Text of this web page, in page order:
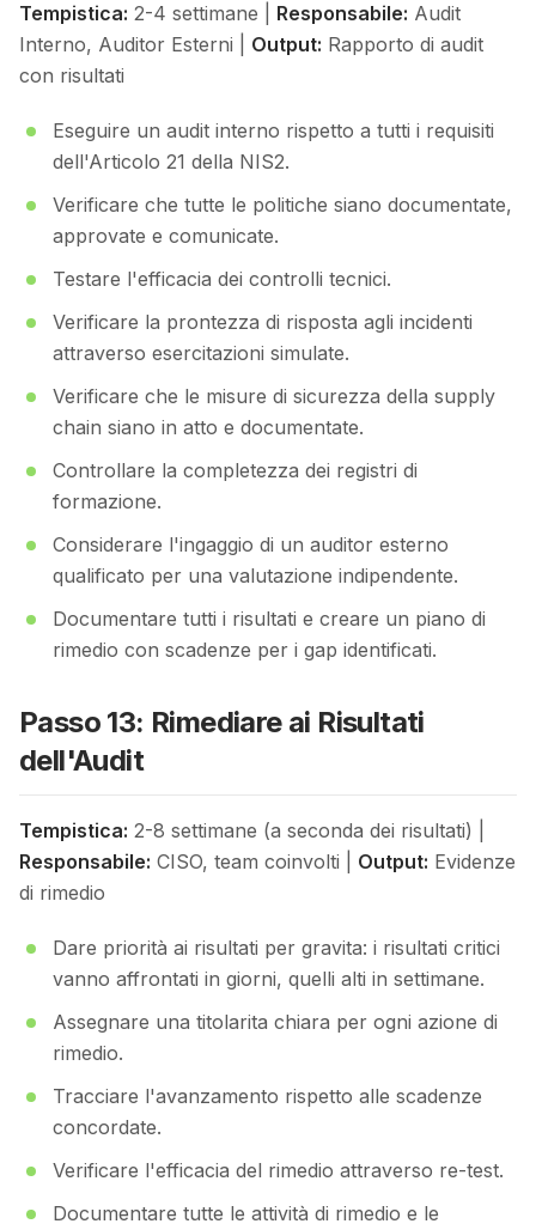
Tempistica: 2-4 settimane | Responsabile: Audit
Interno, Auditor Esterni | Output: Rapporto di audit
con risultati
Eseguire un audit interno rispetto a tutti i requisiti
dell'Articolo 21 della NIS2.
Verificare che tutte le politiche siano documentate,
approvate e comunicate.
Testare l'efficacia dei controlli tecnici.
Verificare la prontezza di risposta agli incidenti
attraverso esercitazioni simulate.
Verificare che le misure di sicurezza della supply
chain siano in atto e documentate.
Controllare la completezza dei registri di
formazione.
Considerare l'ingaggio di un auditor esterno
qualificato per una valutazione indipendente.
Documentare tutti i risultati e creare un piano di
rimedio con scadenze per i gap identificati.
Passo 13: Rimediare ai Risultati
dell'Audit
Tempistica: 2-8 settimane (a seconda dei risultati) |
Responsabile: CISO, team coinvolti | Output: Evidenze
di rimedio
Dare priorità ai risultati per gravita: i risultati critici
vanno affrontati in giorni, quelli alti in settimane.
Assegnare una titolarita chiara per ogni azione di
rimedio.
Tracciare l'avanzamento rispetto alle scadenze
concordate.
Verificare l'efficacia del rimedio attraverso re-test.
Documentare tutte le attività di rimedio e le